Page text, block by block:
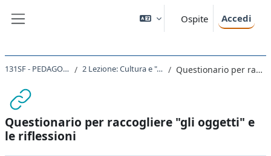
Ospite Accedi
131SF - PEDAGOGIA INTERCULTURALE 2022 2 Lezione: Cultura e "oggetti che dicono della mia cultura" Questionario per raccogliere "gli oggetti" e le riflessioni
Questionario per raccogliere "gli oggetti" e
le riflessioni